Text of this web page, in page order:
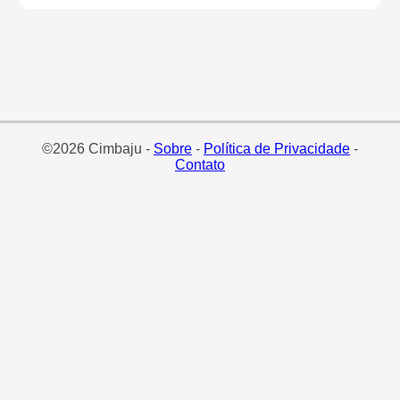
©2026 Cimbaju - Sobre- Política de Privacidade-
Contato